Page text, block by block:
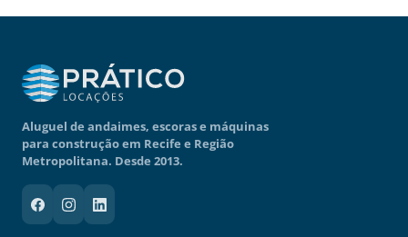
Aluguel de andaimes, escoras e máquinas
para construção em Recife e Região
Metropolitana. Desde 2013.